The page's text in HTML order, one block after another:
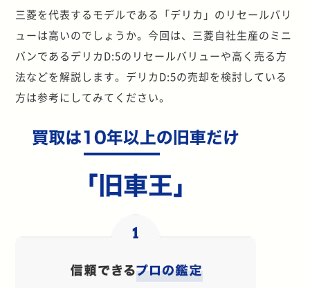
三菱を代表するモデルである「デリカ」のリセールバリ
ューは高いのでしょうか。今回は、三菱自社生産のミニ
バンであるデリカD:5のリセールバリューや高く売る方
法などを解説します。デリカD:5の売却を検討している
方は参考にしてみてください。